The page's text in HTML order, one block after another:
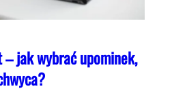
jak wybrać upominek,